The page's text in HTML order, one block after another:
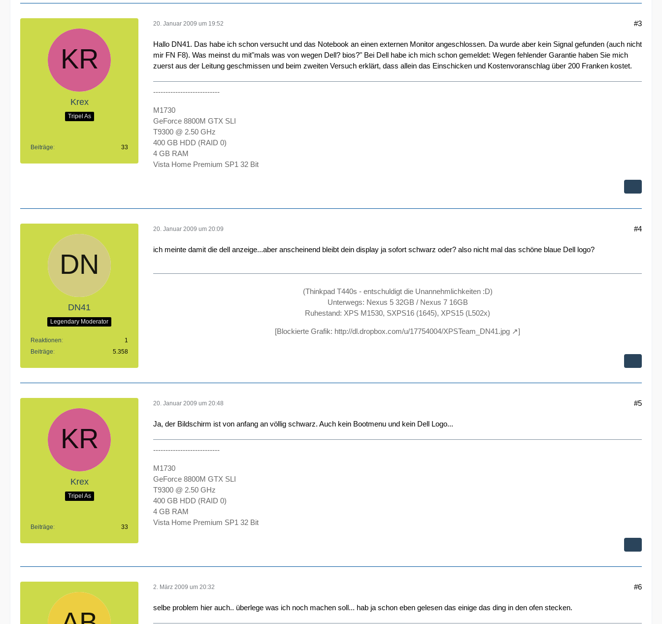
Krex
Tripel As
Beiträge 33
20. Januar 2009 um 19:52 #3
Hallo DN41. Das habe ich schon versucht und das Notebook an einen externen Monitor angeschlossen. Da wurde aber kein Signal gefunden (auch nicht
mir FN F8). Was meinst du mit"mals was von wegen Dell? bios?" Bei Dell habe ich mich schon gemeldet: Wegen fehlender Garantie haben Sie mich
zuerst aus der Leitung geschmissen und beim zweiten Versuch erklärt, dass allein das Einschicken und Kostenvoranschlag über 200 Franken kostet.
---------------------------
M1730
GeForce 8800M GTX SLI
T9300 @ 2.50 GHz
400 GB HDD (RAID 0)
4 GB RAM
Vista Home Premium SP1 32 Bit
DN41
Legendary Moderator
Reaktionen
1
Beiträge
5.358
20. Januar 2009 um 20:09 #4
ich meinte damit die dell anzeige...aber anscheinend bleibt dein display ja sofort schwarz oder? also nicht mal das schöne blaue Dell logo?
(Thinkpad T440s - entschuldigt die Unannehmlichkeiten :D)
Unterwegs: Nexus 5 32GB / Nexus 7 16GB
Ruhestand: XPS M1530, SXPS16 (1645), XPS15 (L502x)
[Blockierte Grafik: http://dl.dropbox.com/u/17754004/XPSTeam_DN41.jpg ]
Krex
Tripel As
Beiträge 33
20. Januar 2009 um 20:48 #5
Ja, der Bildschirm ist von anfang an völlig schwarz. Auch kein Bootmenu und kein Dell Logo...
---------------------------
M1730
GeForce 8800M GTX SLI
T9300 @ 2.50 GHz
400 GB HDD (RAID 0)
4 GB RAM
Vista Home Premium SP1 32 Bit
2. März 2009 um 20:32 #6
selbe problem hier auch.. überlege was ich noch machen soll... hab ja schon eben gelesen das einige das ding in den ofen stecken.